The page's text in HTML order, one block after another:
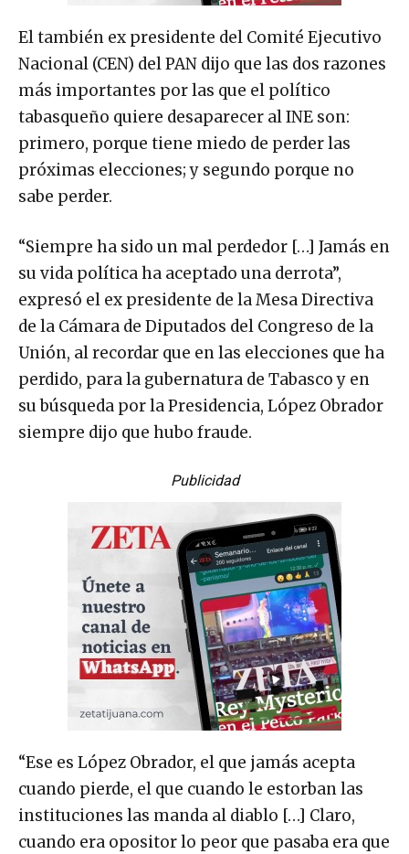
El también ex presidente del Comité Ejecutivo
Nacional (CEN) del PAN dijo que las dos razones
más importantes por las que el político
tabasqueño quiere desaparecer al INE son:
primero, porque tiene miedo de perder las
próximas elecciones; y segundo porque no
sabe perder.
“Siempre ha sido un mal perdedor […] Jamás en
su vida política ha aceptado una derrota”,
expresó el ex presidente de la Mesa Directiva
de la Cámara de Diputados del Congreso de la
Unión, al recordar que en las elecciones que ha
perdido, para la gubernatura de Tabasco y en
su búsqueda por la Presidencia, López Obrador
siempre dijo que hubo fraude.
Publicidad
“Ese es López Obrador, el que jamás acepta
cuando pierde, el que cuando le estorban las
instituciones las manda al diablo […] Claro,
cuando era opositor lo peor que pasaba era que